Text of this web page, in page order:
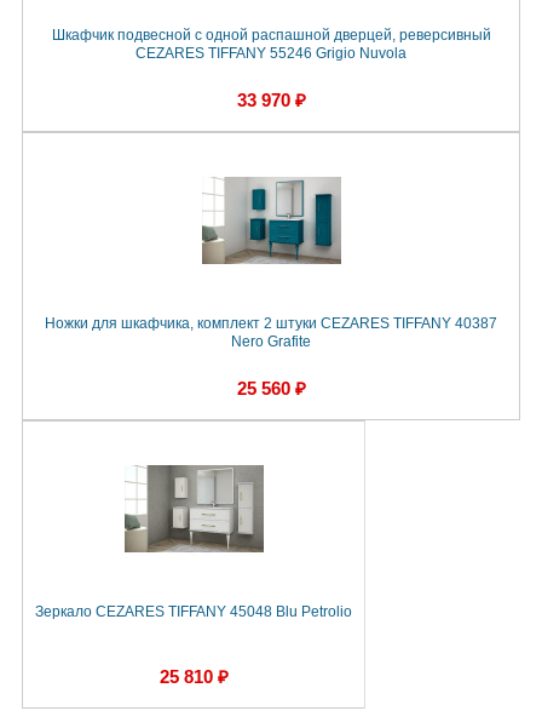
Шкафчик подвесной с одной распашной дверцей, реверсивный
CEZARES TIFFANY 55246 Grigio Nuvola
33 970 ₽
Ножки для шкафчика, комплект 2 штуки CEZARES TIFFANY 40387
Nero Grafite
25 560 ₽
Зеркало CEZARES TIFFANY 45048 Blu Petrolio
25 810 ₽